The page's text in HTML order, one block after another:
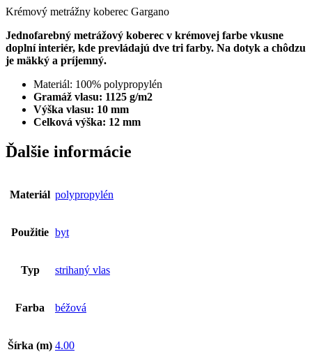
Krémový metrážny koberec Gargano
Jednofarebný metrážový koberec v krémovej farbe vkusne
doplní interiér, kde prevládajú dve tri farby. Na dotyk a chôdzu
je mäkký a príjemný.
Materiál: 100% polypropylén
Gramáž vlasu: 1125 g/m2
Výška vlasu: 10 mm
Celková výška: 12 mm
Ďalšie informácie
Materiál polypropylén
Použitie byt
Typ strihaný vlas
Farba béžová
Šírka (m) 4.00